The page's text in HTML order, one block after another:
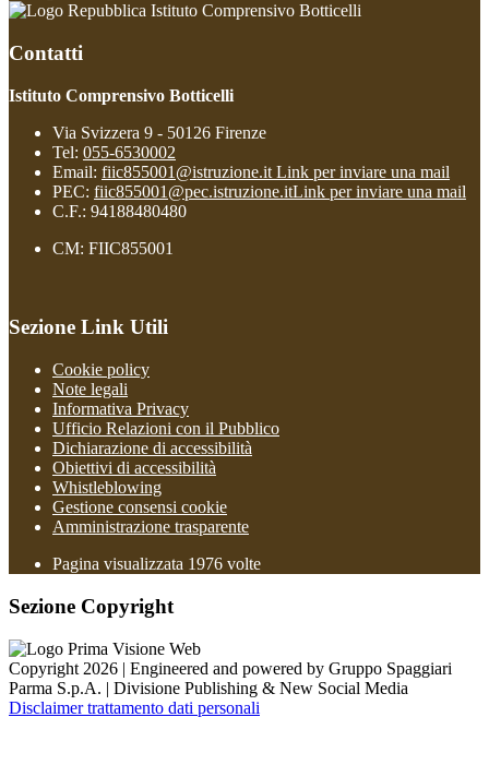
Istituto Comprensivo Botticelli
Contatti
Istituto Comprensivo Botticelli
Via Svizzera 9 - 50126 Firenze
Tel: 055-6530002
Email: fiic855001@istruzione.it Link per inviare una mail
PEC: fiic855001@pec.istruzione.itLink per inviare una mail
C.F.: 94188480480
CM: FIIC855001
Sezione Link Utili
Cookie policy
Note legali
Informativa Privacy
Ufficio Relazioni con il Pubblico
Dichiarazione di accessibilità
Obiettivi di accessibilità
Whistleblowing
Gestione consensi cookie
Amministrazione trasparente
Pagina visualizzata 1976 volte
Sezione Copyright
Copyright 2026 | Engineered and powered by Gruppo Spaggiari
Parma S.p.A. | Divisione Publishing & New Social Media
Disclaimer trattamento dati personali